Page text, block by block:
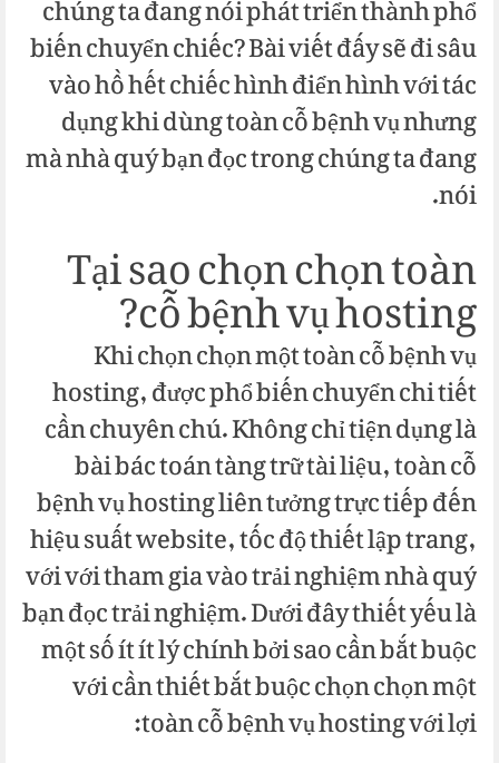
biến chuyển chiếc? Bài viết đấy sẽ đi sâu
vào hồ hết chiếc hình điển hình với tác
dụng khi dùng toàn cỗ bệnh vụ nhưng
mà nhà quý bạn đọc trong chúng ta đang
nói.
Tại sao chọn chọn toàn
cỗ bệnh vụ hosting?
Khi chọn chọn một toàn cỗ bệnh vụ
hosting, được phổ biến chuyển chi tiết
cần chuyên chú. Không chỉ tiện dụng là
bài bác toán tàng trữ tài liệu, toàn cỗ
bệnh vụ hosting liên tưởng trực tiếp đến
hiệu suất website, tốc độ thiết lập trang,
với với tham gia vào trải nghiệm nhà quý
bạn đọc trải nghiệm. Dưới đây thiết yếu là
một số ít ít lý chính bởi sao cần bắt buộc
với cần thiết bắt buộc chọn chọn một
toàn cỗ bệnh vụ hosting với lợi: